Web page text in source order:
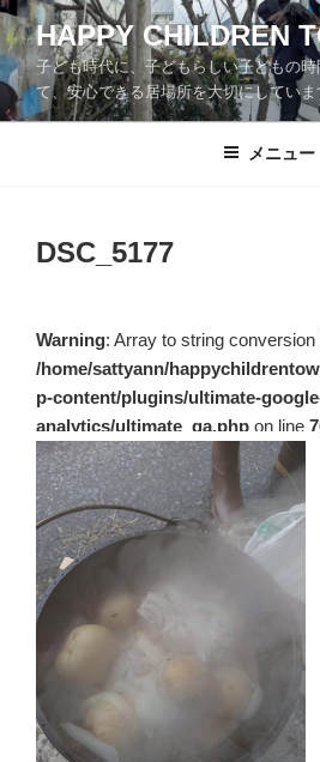
コ
ン
テ
ン
ツ
HAPPY CHILDREN
子ども時代に、子どもらしい子どもの
て、安心できる居場所を大切にしていま
メニュー
DSC_5177
Warning: Array to string conversion
/home/sattyann/
p-content/plugins/ultimate-
analytics/ultimate_ga.php on line